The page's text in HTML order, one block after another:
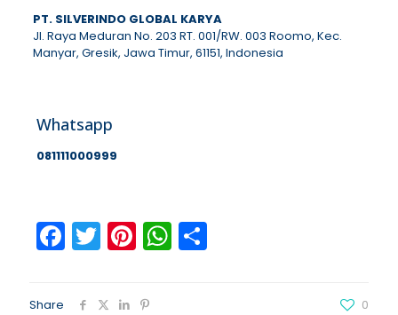
PT. SILVERINDO GLOBAL KARYA
Jl. Raya Meduran No. 203 RT. 001/RW. 003 Roomo, Kec.
Manyar, Gresik, Jawa Timur, 61151, Indonesia
Whatsapp
081111000999
Facebook
Twitter
Pinterest
WhatsApp
Share
Share 0